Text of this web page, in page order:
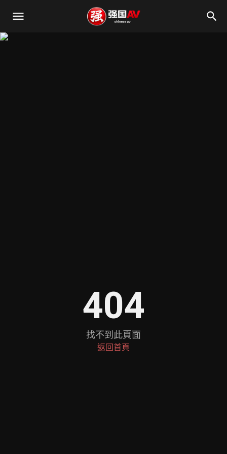
404
找不到此頁面
返回首頁